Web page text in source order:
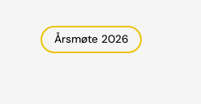
Årsmøte 2026